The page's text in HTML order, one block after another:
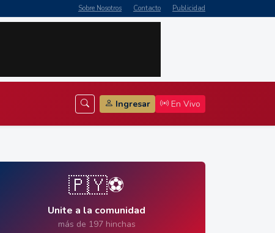
Sobre Nosotros Contacto Publicidad
Ingresar En Vivo
🇵🇾⚽
Unite a la comunidad
más de 197 hinchas